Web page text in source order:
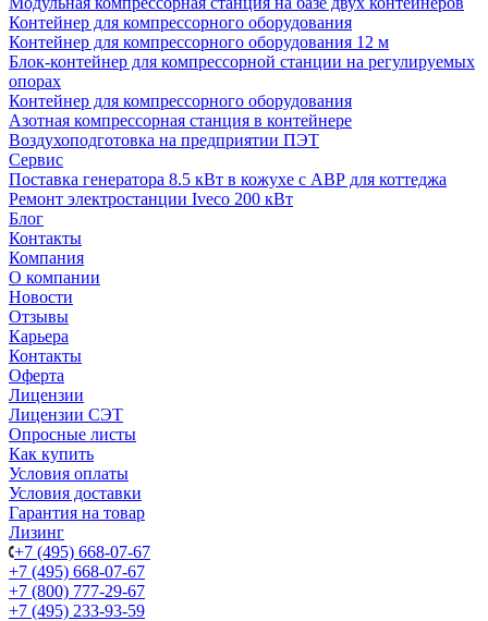
Контейнер для компрессорного оборудования
Контейнер для компрессорного оборудования 12 м
Блок-контейнер для компрессорной станции на регулируемых
опорах
Контейнер для компрессорного оборудования
Азотная компрессорная станция в контейнере
Воздухоподготовка на предприятии ПЭТ
Сервис
Поставка генератора 8.5 кВт в кожухе с АВР для коттеджа
Ремонт электростанции Iveco 200 кВт
Блог
Контакты
Компания
О компании
Новости
Отзывы
Карьера
Контакты
Оферта
Лицензии
Лицензии СЭТ
Опросные листы
Как купить
Условия оплаты
Условия доставки
Гарантия на товар
Лизинг
+7 (495) 668-07-67
+7 (495) 668-07-67
+7 (800) 777-29-67
+7 (495) 233-93-59